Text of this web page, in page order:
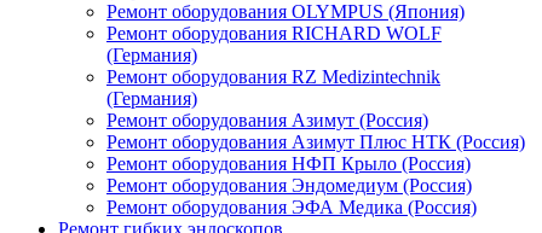
Ремонт оборудования OLYMPUS (Япония)
Ремонт оборудования RICHARD WOLF
(Германия)
Ремонт оборудования RZ Medizintechnik
(Германия)
Ремонт оборудования Азимут (Россия)
Ремонт оборудования Азимут Плюс НТК (Россия)
Ремонт оборудования НФП Крыло (Россия)
Ремонт оборудования Эндомедиум (Россия)
Ремонт оборудования ЭФА Медика (Россия)